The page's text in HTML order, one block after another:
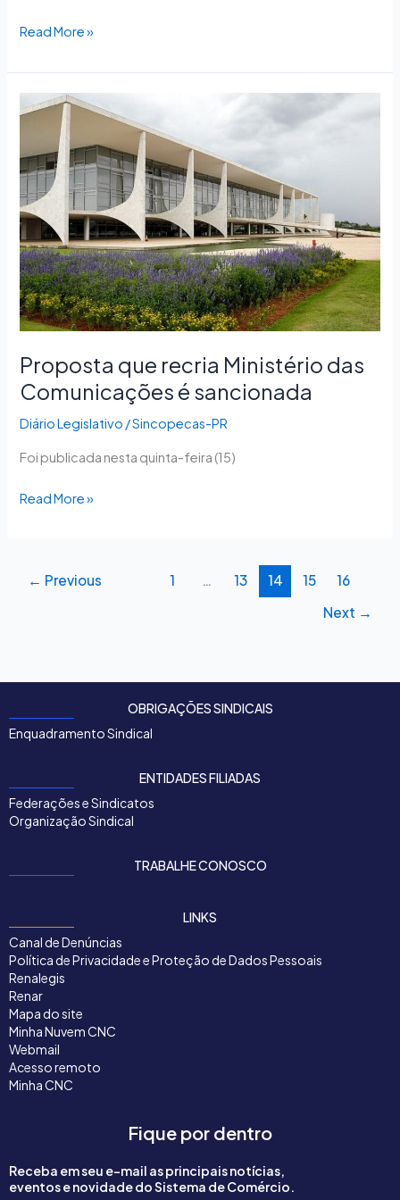
Read More »
Proposta que recria Ministério das
Comunicações é sancionada
Diário Legislativo /Sincopecas-PR
Foi publicada nesta quinta-feira (15)
Proposta
Ministério
das
Comunicações
é
sancionada
Read More »
← Previous 1 13 14 15
16
Next →
OBRIGAÇÕES SINDICAIS
Enquadramento Sindical
ENTIDADES FILIADAS
Federações e Sindicatos
Organização Sindical
TRABALHE CONOSCO
LINKS
Canal de Denúncias
Política de Privacidade e Proteção de Dados Pessoais
Renalegis
Renar
Mapa do site
Minha Nuvem CNC
Webmail
Acesso remoto
Minha CNC
Fique por dentro
Receba em seu e-mail as principais notícias,
eventos e novidade do Sistema de Comércio.